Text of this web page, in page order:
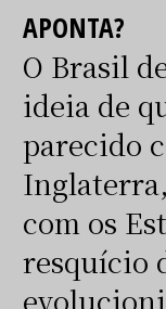
APONTA?
O Brasil
ideia de
parecido
com os
resquício